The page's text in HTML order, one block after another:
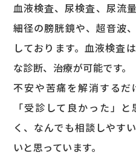
血液検査、尿検査、尿流
細径の膀胱鏡や、超音波
しております。血液検査
な診断、治療が可能です。
不安や苦痛を解消する
「受診して良かった」
く、なんでも相談しやす
いと思っています。